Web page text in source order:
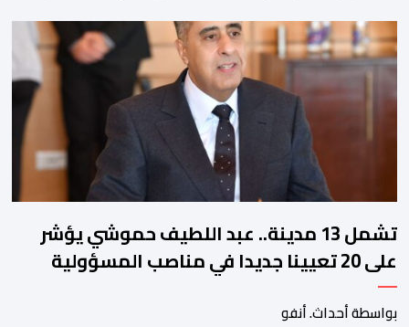
زيان، المعتقل بالمؤسسة ذاتها، وذلك لتنوير الرأي العام بالحقائق
والمعطيات الدقيقة.واوضحت إدارة المؤسسة السجنية أن المعني
بالأمر يستفيد منذ إيداعه من تتبع طبي منتظم ومستمر وفقا […]
تشمل 13 مدينة.. عبد اللطيف حموشي يؤشر
على 20 تعيينا جديدا في مناصب المسؤولية
بمصالح الأمن الوطني
بواسطة أحداث. أنفو